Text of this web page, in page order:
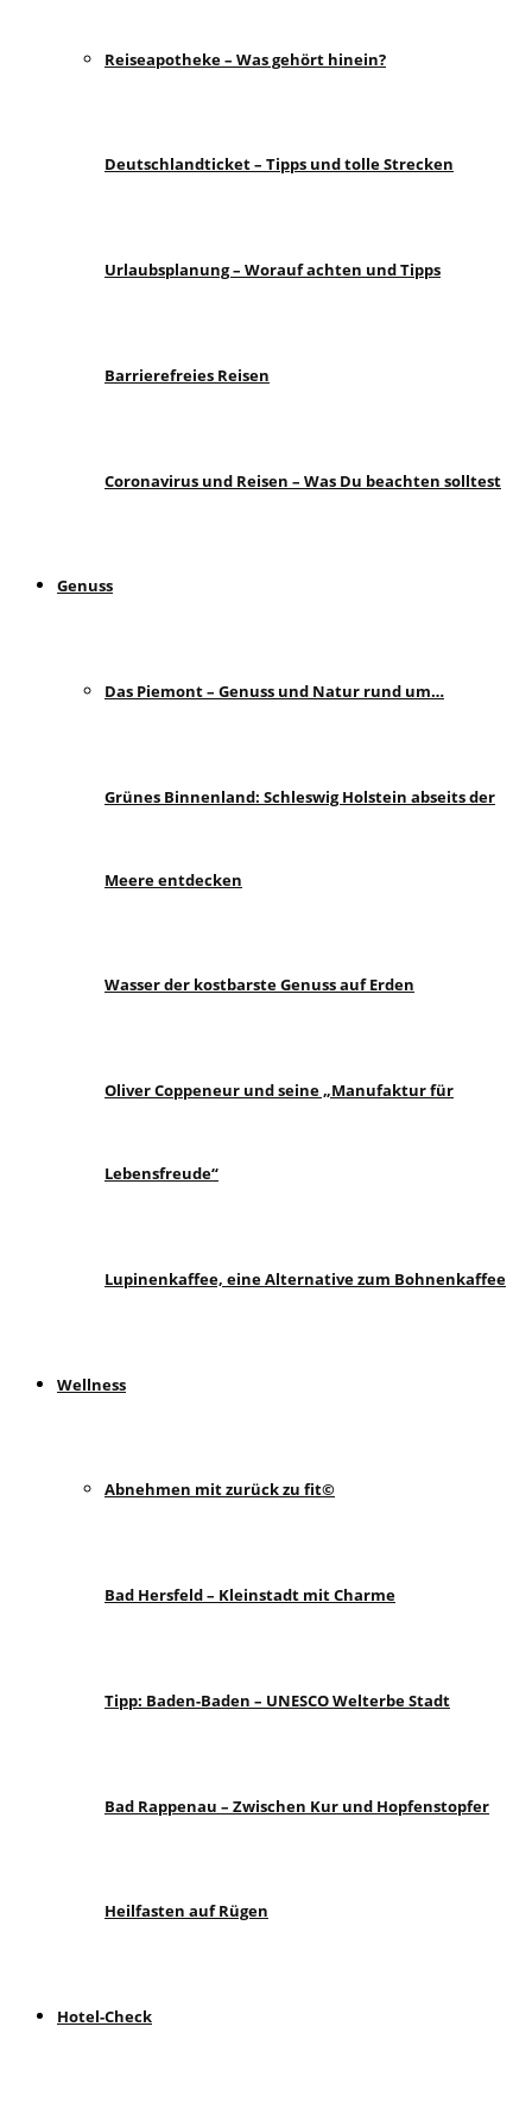
Reiseapotheke – Was gehört hinein?
Deutschlandticket – Tipps und tolle Strecken
Urlaubsplanung – Worauf achten und Tipps
Barrierefreies Reisen
Coronavirus und Reisen – Was Du beachten solltest
Genuss
Das Piemont – Genuss und Natur rund um…
Grünes Binnenland: Schleswig Holstein abseits der
Meere entdecken
Wasser der kostbarste Genuss auf Erden
Oliver Coppeneur und seine „Manufaktur für
Lebensfreude“
Lupinenkaffee, eine Alternative zum Bohnenkaffee
Wellness
Abnehmen mit zurück zu fit©
Bad Hersfeld – Kleinstadt mit Charme
Tipp: Baden-Baden – UNESCO Welterbe Stadt
Bad Rappenau – Zwischen Kur und Hopfenstopfer
Heilfasten auf Rügen
Hotel-Check